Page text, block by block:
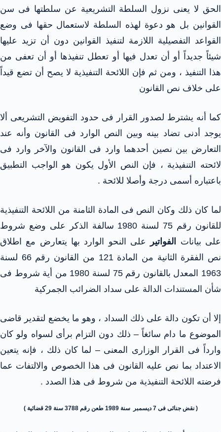
الحق لا يعنى نزول السلطة التشريعية عن سلطتها فى سن
القوانين بل هو دعوة لهذه السلطة لاستعمال حقها فى وضع
القواعد التفصيلية اللازمة لتنفيذ القوانين دون أن تزيد عليها
شيئاً جديداً أو أن تعدل فيها أو تعطل تنفيذها أو أن تعفى من
هذا التنفيذ ، ومن ثم فإن اللائحة التنفيذية لا يصح أن تضع قيداً
على خلاف نص القانون
كما أنه يشترط لصدور القرار فى حدود التفويض التشريعى ألا
يوجد أدنى تضاد بينه وبين النص الوارد فى القانون وأنه عند
التعارض بين نصين أحدهما وارد فى القانون والآخر وارد فى
لائحته التنفيذية ، فإن النص الأول يكون هو الواجب التطبيق
باعتباره أسمى درجة وأصلا للائحة .
لما كان ذلك وكان النص فى المادة الثامنة من اللائحة التنفيذية
للقانون رقم 75 لسنة 1980 سالفة الذكر على وضع شروط
على بيانات
الفواتير على النحو الوارد بها يتعارض مع اطلاق
نص الفقرة الثانية من المادة 121 من القانون رقم 66 لسنة
1963 المعدل بالقانون رقم 75 لسنة 1980 من أية شروط فى
شأن المستندات الدالة على سداد الضرائب الجمركية
إلا أن تكون دالة على ذلك السداد ، وهو ما يخضع لتقدير قاضى
الموضوع ما دام سائغاً – ذلك دون التزام برأى لسواه ولو كان
وارداً فى القرار الوزارى المعنى – لما كان ذلك ، فإنه يتعين
الاعتداد بما نص عليه القانون فى هذا الخصوص والالتفات عما
فرضته اللائحة التنفيذية من شروط فى هذا الصدد .
( نقض جنائى فى 7 ديسمبر سنة 1989 طعن رقم 3788 سنة 29 قضائية )